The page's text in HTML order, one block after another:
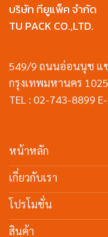
บริษัท ทียูแพ็ค จำกัด
TU PACK CO.,LTD.
549/9 ถนนอ่อนนุช แข
กรุงเทพมหานคร
TEL : 02-743-8899
หน้าหลัก
เกี่ยวกับเรา
โปรโมชั่น
สินค้า